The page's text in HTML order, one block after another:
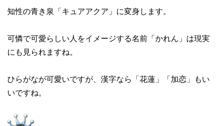
知性の青き泉「キュアアクア」に変身します。
可憐で可愛らしい人をイメージする名前「かれん」は現実
にも見られますね。
ひらがなが可愛いですが、漢字なら「花蓮」「加恋」もい
いですね。